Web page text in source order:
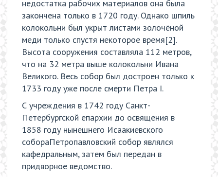
недостатка рабочих материалов она была
закончена только в 1720 году. Однако шпиль
колокольни был укрыт листами золочёной
меди только спустя некоторое время[2].
Высота сооружения составляла 112 метров,
что на 32 метра выше колокольни Ивана
Великого. Весь собор был достроен только к
1733 году уже после смерти Петра I.
С учреждения в 1742 году Санкт-
Петербургской епархии до освящения в
1858 году нынешнего Исаакиевского
собораПетропавловский собор являлся
кафедральным, затем был передан в
придворное ведомство.